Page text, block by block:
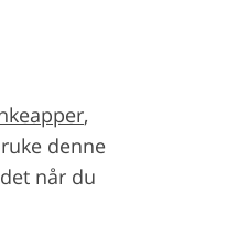
,
denne
når du